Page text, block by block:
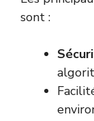
sont :